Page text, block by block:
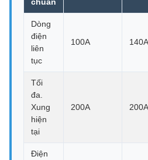
Dòng
điện
liên
tục
100A 140A
Tối
đa.
Xung
hiện
tại
200A 200A
Điện